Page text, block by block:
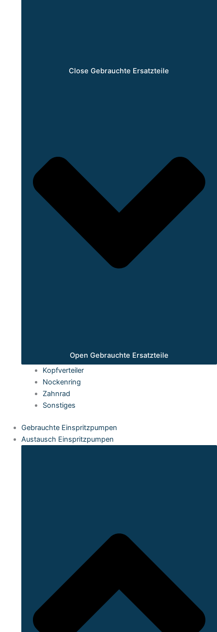
Close Gebrauchte Ersatzteile
Open Gebrauchte Ersatzteile
Kopfverteiler
Nockenring
Zahnrad
Sonstiges
Gebrauchte Einspritzpumpen
Austausch Einspritzpumpen